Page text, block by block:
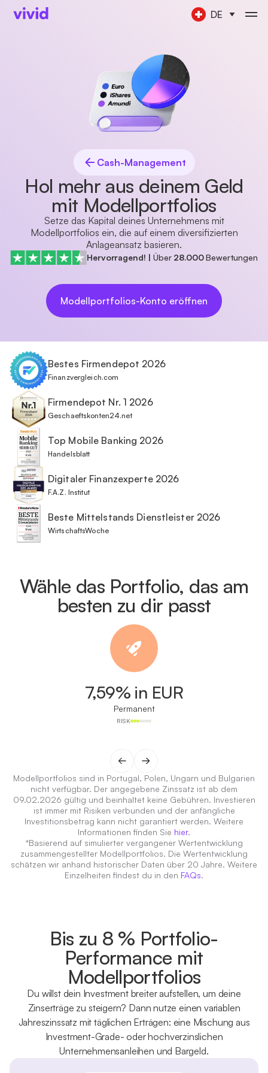
DE
Cash-Management
Hol mehr aus deinem Geld
mit Modellportfolios
Setze das Kapital deines Unternehmens mit
Modellportfolios ein, die auf einem diversifizierten
Anlageansatz basieren.
Hervorragend! | Über 28.000Bewertungen
Modellportfolios-Konto eröffnen
Bestes Firmendepot 2026
Finanzvergleich.com
Firmendepot Nr. 1 2026
Geschaeftskonten24.net
Top Mobile Banking 2026
Handelsblatt
Digitaler Finanzexperte 2026
F.A.Z. Institut
Beste Mittelstands Dienstleister 2026
WirtschaftsWoche
Wähle das Portfolio, das am
besten zu dir passt
7,59% in EUR
Permanent
RISK
Modellportfolios sind in Portugal, Polen, Ungarn und Bulgarien
nicht verfügbar. Der angegebene Zinssatz ist ab dem
09.02.2026 gültig und beinhaltet keine Gebühren. Investieren
ist immer mit Risiken verbunden und der anfängliche
Investitionsbetrag kann nicht garantiert werden. Weitere
Informationen finden Sie hier.
*Basierend auf simulierter vergangener Wertentwicklung
zusammengestellter Modellportfolios. Die Wertentwicklung
schätzen wir anhand historischer Daten über 20 Jahre. Weitere
Einzelheiten findest du in den FAQs.
Bis zu 8 % Portfolio-
Performance mit
Modellportfolios
Du willst dein Investment breiter aufstellen, um deine
Zinserträge zu steigern? Dann nutze einen variablen
Jahreszinssatz mit täglichen Erträgen: eine Mischung aus
Investment-Grade- oder hochverzinslichen
Unternehmensanleihen und Bargeld.